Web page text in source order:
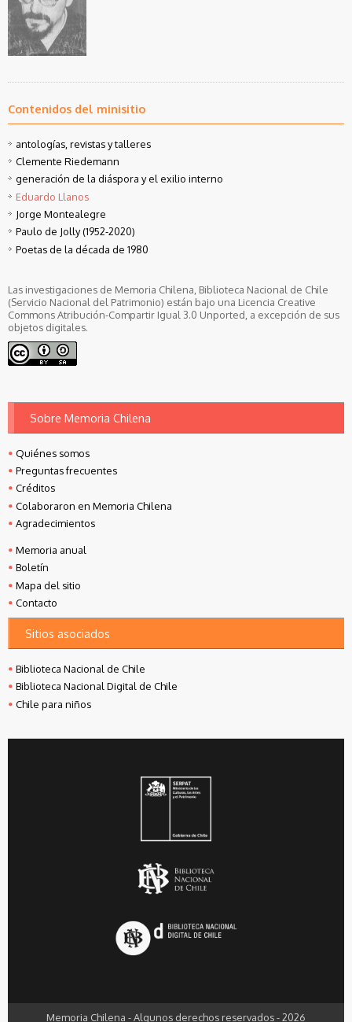
Contenidos del minisitio
antologías, revistas y talleres
Clemente Riedemann
generación de la diáspora y el exilio interno
Eduardo Llanos
Jorge Montealegre
Paulo de Jolly (1952-2020)
Poetas de la década de 1980
Las investigaciones de Memoria Chilena, Biblioteca Nacional de Chile
(Servicio Nacional del Patrimonio) están bajo una Licencia Creative
Commons Atribución-Compartir Igual 3.0 Unported, a excepción de sus
objetos digitales.
Sobre Memoria Chilena
Quiénes somos
Preguntas frecuentes
Créditos
Colaboraron en Memoria Chilena
Agradecimientos
Memoria anual
Boletín
Mapa del sitio
Contacto
Sitios asociados
Biblioteca Nacional de Chile
Biblioteca Nacional Digital de Chile
Chile para niños
Memoria Chilena - Algunos derechos reservados - 2026